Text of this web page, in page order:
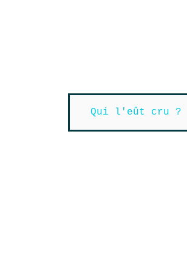
Qui l'eût cru ?